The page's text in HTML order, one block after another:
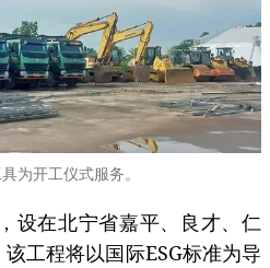
为开工仪式服务。
设在北宁省嘉平、良才、仁
工程将以国际ESG标准为导